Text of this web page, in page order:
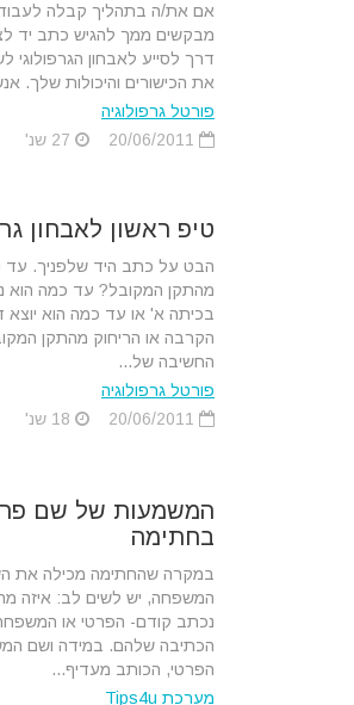
אם את/ה בתהליך קבלה
מבקשים ממך להגיש כתב יד
דרך לסייע לאבחון
את הכישורים והיכולות שלך.
פורטל גרפולוגיה
טיפ ראשון לאבחון
הבט על כתב היד שלפניך. עד
מהתקן המקובל? עד כמה הוא
בכיתה א' או עד כמה הוא יוצא
הקרבה או הריחוק מהתקן
החשיבה של...
פורטל גרפולוגיה
המשמעות של שם
בחתימה
במקרה שהחתימה מכילה את
המשפחה, יש לשים לב: איזה
נכתב קודם- הפרטי או המשפחה
הכתיבה שלהם. במידה ושם
הפרטי, הכותב מעדיף...
מערכת Tips4u